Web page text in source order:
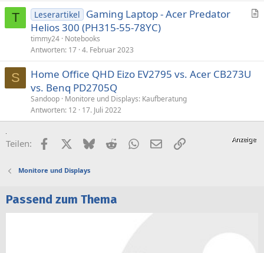
T
k
Leserartikel
Gaming Laptop - Acer Predator
Helios 300 (PH315-55-78YC)
timmy24 Notebooks
Antworten 17 4. Februar 2023
S
Home Office QHD Eizo EV2795 vs. Acer CB273U
vs. Benq PD2705Q
Sandoop Monitore und Displays: Kaufberatung
Antworten 12 17. Juli 2022
Teilen: FacebookX (Twitter)
BlueskyRedditWhatsApp
E-MailLink
Monitore und Displays
Passend zum Thema